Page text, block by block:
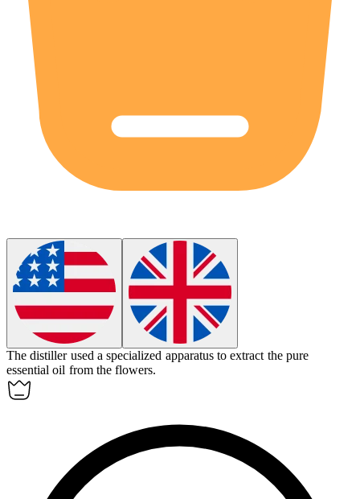
The distiller used a specialized apparatus toextract the pure
essential oil from the flowers.